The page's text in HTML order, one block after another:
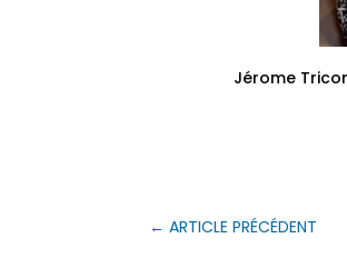
Jérome
←ARTICLE PRÉCÉDENT